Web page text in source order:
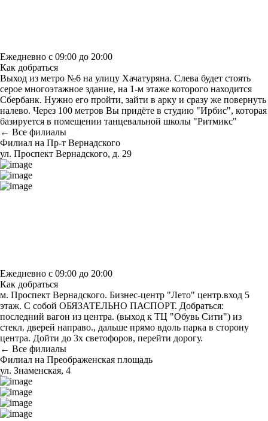
Ежедневно с 09:00 до 20:00
Как добраться
Выход из метро №6 на улицу Хачатуряна. Слева будет стоять
серое многоэтажное здание, на 1-м этаже которого находится
Сбербанк. Нужно его пройти, зайти в арку и сразу же повернуть
налево. Через 100 метров Вы придёте в студию "Ирбис", которая
базируется в помещении танцевальной школы "Ритмикс"
← Все филиалы
Филиал на Пр-т Вернадского
ул. Проспект Вернадского, д. 29
Ежедневно с 09:00 до 20:00
Как добраться
м. Проспект Вернадского. Бизнес-центр "Лето" центр.вход 5
этаж. С собой ОБЯЗАТЕЛЬНО ПАСПОРТ. Добраться:
последний вагон из центра. (выход к ТЦ "Обувь Сити") из
стекл. дверей направо., дальше прямо вдоль парка в сторону
центра. Дойти до 3х светофоров, перейти дорогу.
← Все филиалы
Филиал на Преображенская площадь
ул. Знаменская, 4